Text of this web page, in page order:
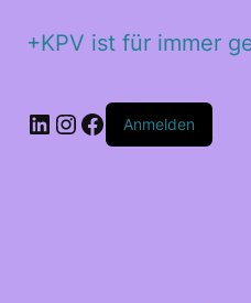
+KPV ist für immer
Anmelden